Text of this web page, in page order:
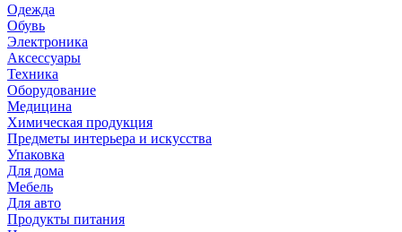
Одежда
Обувь
Электроника
Аксессуары
Техника
Оборудование
Медицина
Химическая продукция
Предметы интерьера и искусства
Упаковка
Для дома
Мебель
Для авто
Продукты питания